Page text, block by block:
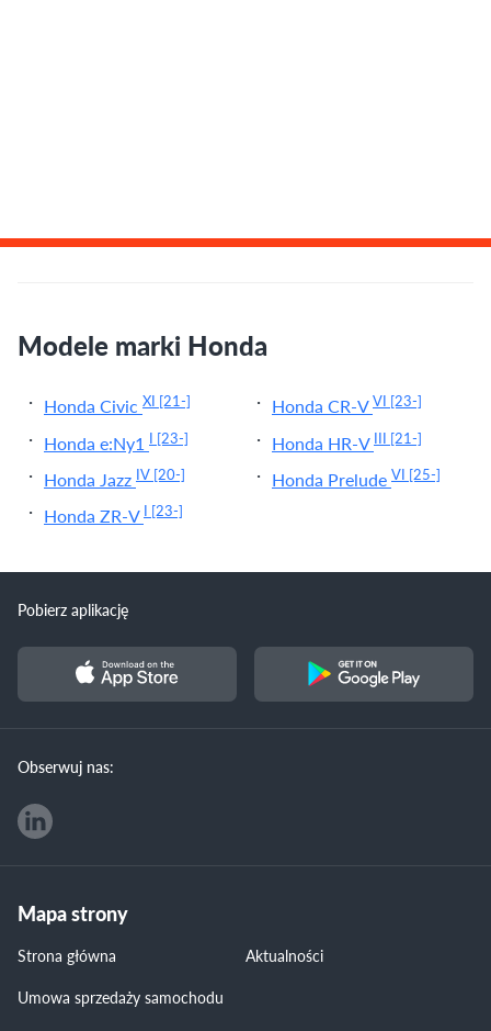
Modele marki Honda
Honda Civic XI [21-] Honda CR-VVI [23-]
Honda e:Ny1 I [23-] Honda HR-V III [21-]
Honda Jazz IV [20-] Honda Prelude VI [25-]
Honda ZR-V I [23-]
Pobierz aplikację
Obserwuj nas:
Mapa strony
Strona główna
Aktualności
Umowa sprzedaży samochodu